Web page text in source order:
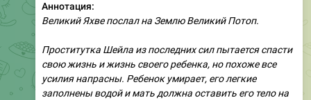
Аннотация:
Великий Яхве послал на Землю Великий Потоп.
Проститутка Шейла из последних сил пытается спасти
свою жизнь и жизнь своего ребенка, но похоже все
усилия напрасны. Ребенок умирает, его легкие
заполнены водой и мать должна оставить его тело на